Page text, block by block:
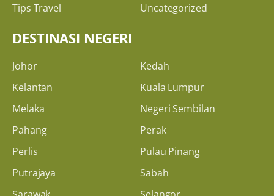
Tips Travel
Uncategorized
DESTINASI NEGERI
Johor
Kedah
Kelantan
Kuala Lumpur
Melaka
Negeri Sembilan
Pahang
Perak
Perlis
Pulau Pinang
Putrajaya
Sabah